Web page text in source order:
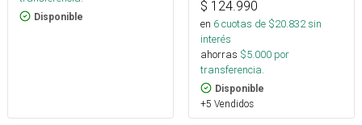
Disponible
$ 124.990
en 6cuotas de $20.832sin
interés
ahorras $5.000 por
transferencia.
Disponible
+5 Vendidos